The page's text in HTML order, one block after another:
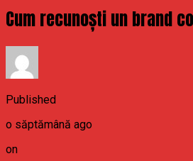
Cum recunoști un brand
Published
o săptămână ago
on